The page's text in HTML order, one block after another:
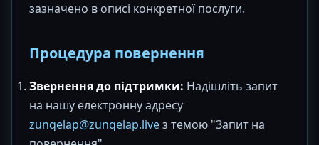
зазначено в описі конкретної послуги.
Процедура повернення
Звернення до підтримки: Надішліть запит
на нашу електронну адресу
zunqelap@zunqelap.liveз темою "Запит на